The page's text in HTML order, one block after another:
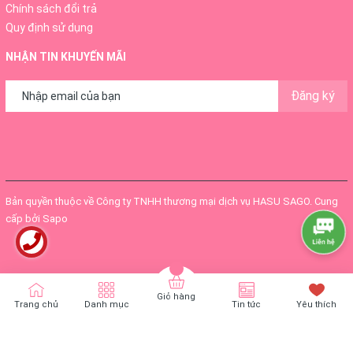
Chính sách đổi trả
Quy định sử dụng
NHẬN TIN KHUYẾN MÃI
Đăng ký
Bản quyền thuộc về Công ty TNHH thương mại dịch vụ HASU SAGO. Cung
cấp bởi Sapo
Trang chủ Danh mục
Giỏ hàng
Tin tức Yêu thích